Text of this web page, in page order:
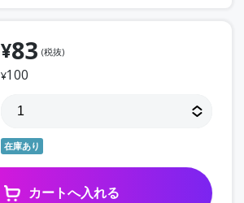
¥83 (税抜)
¥100
在庫あり
カートへ入れる